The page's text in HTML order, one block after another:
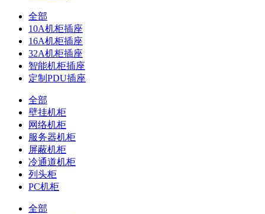
全部
10A机柜插座
16A机柜插座
32A机柜插座
智能机柜插座
定制PDU插座
全部
壁挂机柜
网络机柜
服务器机柜
屏蔽机柜
冷通道机柜
列头柜
PC机柜
全部